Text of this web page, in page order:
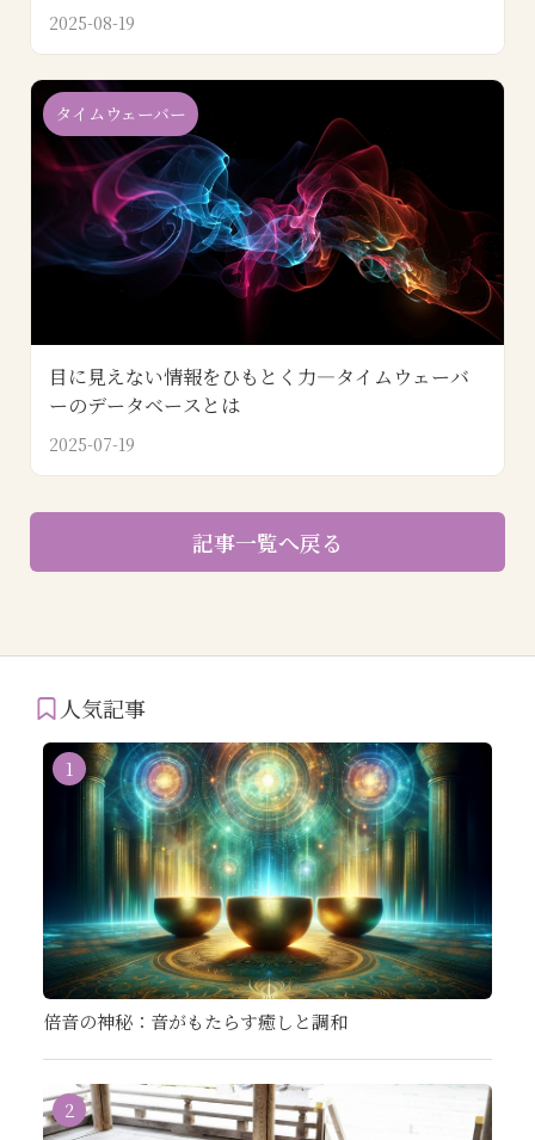
2025-08-19
タイムウェーバー
目に見えない情報をひもとく力―タイムウェーバ
ーのデータベースとは
2025-07-19
記事一覧へ戻る
人気記事
1
倍音の神秘：音がもたらす癒しと調和
2